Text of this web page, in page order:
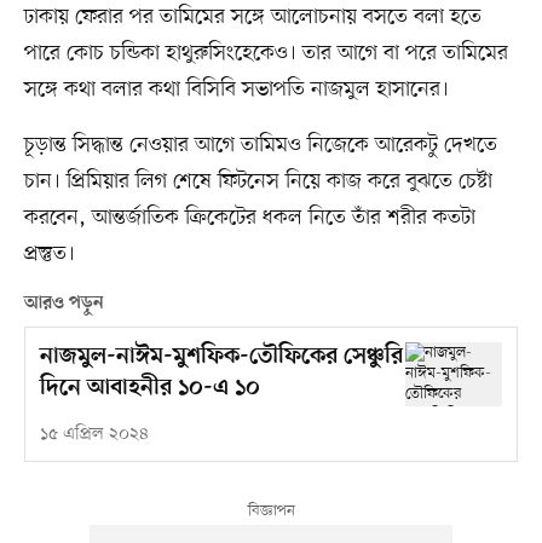
ঢাকায় ফেরার পর তামিমের সঙ্গে আলোচনায় বসতে বলা হতে
পারে কোচ চন্ডিকা হাথুরুসিংহেকেও। তার আগে বা পরে তামিমের
সঙ্গে কথা বলার কথা বিসিবি সভাপতি নাজমুল হাসানের।
চূড়ান্ত সিদ্ধান্ত নেওয়ার আগে তামিমও নিজেকে আরেকটু দেখতে
চান। প্রিমিয়ার লিগ শেষে ফিটনেস নিয়ে কাজ করে বুঝতে চেষ্টা
করবেন, আন্তর্জাতিক ক্রিকেটের ধকল নিতে তাঁর শরীর কতটা
প্রস্তুত।
আরও পড়ুন
নাজমুল-নাঈম-মুশফিক-তৌফিকের সেঞ্চুরি
দিনে আবাহনীর ১০-এ ১০
১৫ এপ্রিল ২০২৪